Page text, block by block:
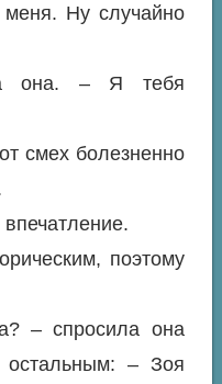
Ну случайно
она. – Я тебя
смех болезненно
поэтому
– спросила она
остальным: – Зоя